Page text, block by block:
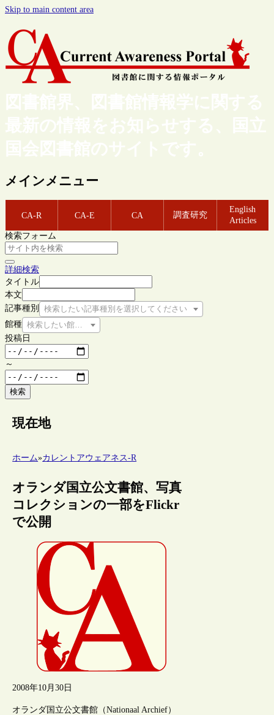
Skip to main content area
図書館界、図書館情報学に関する
最新の情報をお知らせする、国立
国会図書館のサイトです。
メインメニュー
CA-R CA-E CA 調査研究
English
Articles
検索フォーム
詳細検索
タイトル
本文
記事種別
検索したい記事種別を選択してください
館種 検索したい館種を選択してください
投稿日
～
検索
現在地
ホーム»カレントアウェアネス-R
オランダ国立公文書館、写真
コレクションの一部をFlickr
で公開
2008年10月30日
オランダ国立公文書館（Nationaal Archief）